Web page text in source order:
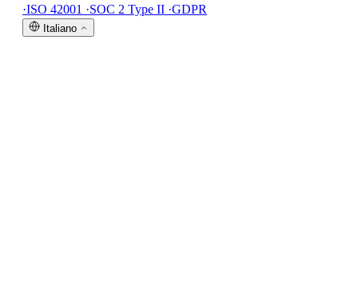
·ISO 42001 ·SOC 2 Type II ·GDPR
Italiano